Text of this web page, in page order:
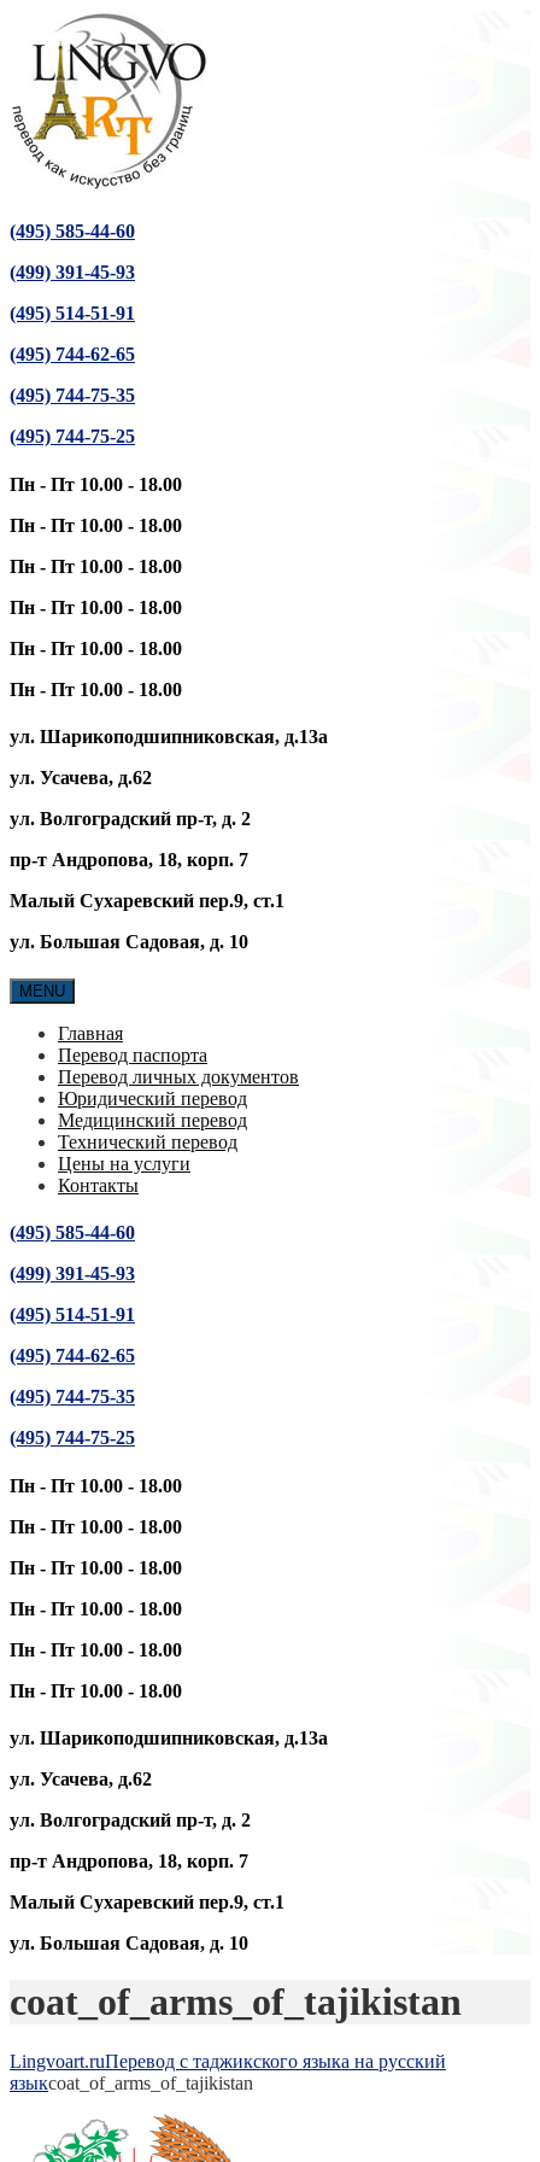
(495) 585-44-60
(499) 391-45-93
(495) 514-51-91
(495) 744-62-65
(495) 744-75-35
(495) 744-75-25
Пн - Пт 10.00 - 18.00
Пн - Пт 10.00 - 18.00
Пн - Пт 10.00 - 18.00
Пн - Пт 10.00 - 18.00
Пн - Пт 10.00 - 18.00
Пн - Пт 10.00 - 18.00
ул. Шарикоподшипниковская, д.13а
ул. Усачева, д.62
ул. Волгоградский пр-т, д. 2
пр-т Андропова, 18, корп. 7
Малый Сухаревский пер.9, ст.1
ул. Большая Садовая, д. 10
MENU
Главная
Перевод паспорта
Перевод личных документов
Юридический перевод
Медицинский перевод
Технический перевод
Цены на услуги
Контакты
(495) 585-44-60
(499) 391-45-93
(495) 514-51-91
(495) 744-62-65
(495) 744-75-35
(495) 744-75-25
Пн - Пт 10.00 - 18.00
Пн - Пт 10.00 - 18.00
Пн - Пт 10.00 - 18.00
Пн - Пт 10.00 - 18.00
Пн - Пт 10.00 - 18.00
Пн - Пт 10.00 - 18.00
ул. Шарикоподшипниковская, д.13а
ул. Усачева, д.62
ул. Волгоградский пр-т, д. 2
пр-т Андропова, 18, корп. 7
Малый Сухаревский пер.9, ст.1
ул. Большая Садовая, д. 10
coat_of_arms_of_tajikistan
Lingvoart.ruПеревод с таджикского языка на русский
языкcoat_of_arms_of_tajikistan